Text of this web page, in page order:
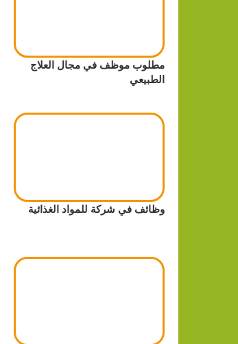
مطلوب موظف في مجال العلاج
الطبيعي
وظائف في شركة للمواد الغذائية